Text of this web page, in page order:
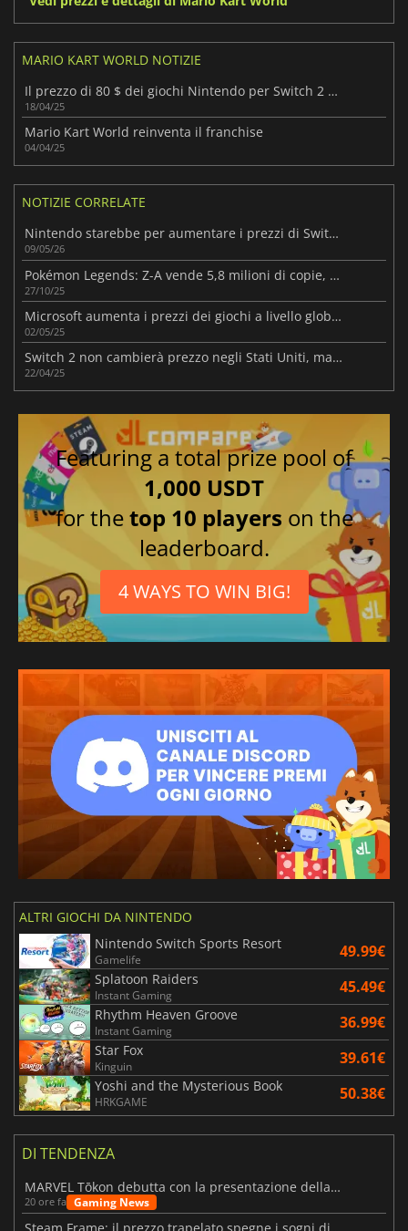
MARIO KART WORLD NOTIZIE
Il prezzo di 80 $ dei giochi Nintendo per Switch 2 scatena un dibattito
18/04/25
Mario Kart World reinventa il franchise
04/04/25
NOTIZIE CORRELATE
Nintendo starebbe per aumentare i prezzi di Switch 2 in tutto il mondo
09/05/26
Pokémon Legends: Z-A vende 5,8 milioni di copie, Switch 2 è in testa per metà
27/10/25
Microsoft aumenta i prezzi dei giochi a livello globale
02/05/25
Switch 2 non cambierà prezzo negli Stati Uniti, ma gli accessori costeranno di più
22/04/25
Featuring a total prize pool of
1,000 USDT
for thetop 10 players on the
leaderboard.
4 WAYS TO WIN BIG!
ALTRI GIOCHI DA NINTENDO
Nintendo Switch Sports Resort
Gamelife 49.99€
Splatoon Raiders
Instant Gaming 45.49€
Rhythm Heaven Groove
Instant Gaming 36.99€
Star Fox
Kinguin 39.61€
Yoshi and the Mysterious Book
HRKGAME 50.38€
DI TENDENZA
MARVEL Tōkon debutta con la presentazione della roadmap per il primo anno
20 ore fa Gaming News